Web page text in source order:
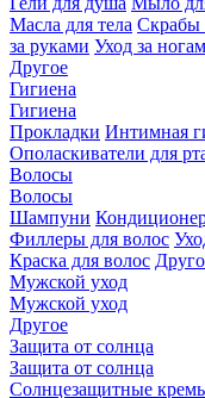
Масла для тела Скрабы
за руками Уход за
Другое
Гигиена
Гигиена
Прокладки Интимная
Ополаскиватели для
Волосы
Волосы
Шампуни
Филлеры для волос
Краска для волос
Мужской уход
Мужской уход
Другое
Защита от солнца
Защита от солнца
Солнцезащитные